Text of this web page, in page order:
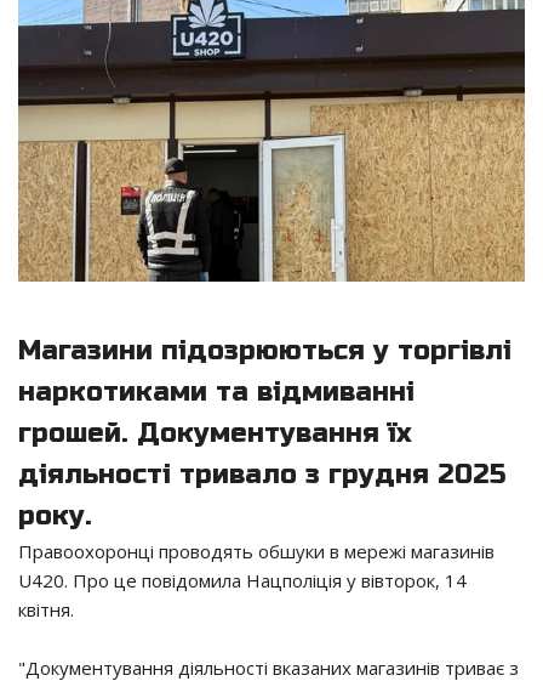
Магазини підозрюються у торгівлі
наркотиками та відмиванні
грошей. Документування їх
діяльності тривало з грудня 2025
року.
Правоохоронці проводять обшуки в мережі магазинів
U420. Про це повідомила Нацполіція у вівторок, 14
квітня.
"Документування діяльності вказаних магазинів триває з